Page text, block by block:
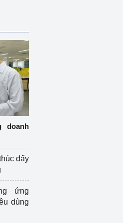
doanh
đẩy
ứng
dùng